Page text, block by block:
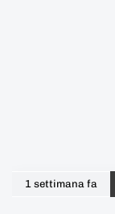
1 settimana fa